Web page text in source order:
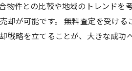
物件との比較や地域のトレンドを
却が可能です。 無料査定を受ける
戦略を立てることが、大きな成功